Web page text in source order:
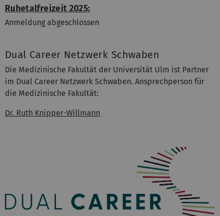
Ruhetalfreizeit 2025:
Anmeldung abgeschlossen
Dual Career Netzwerk Schwaben
Die Medizinische Fakultät der Universität Ulm ist Partner
im Dual Career Netzwerk Schwaben. Ansprechperson für
die Medizinische Fakultät:
Dr. Ruth Knipper-Willmann